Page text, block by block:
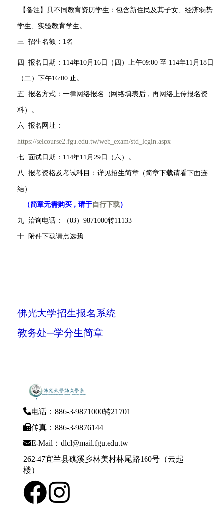
【备注】具不同教育资历学生：包含新住民及其子女、经济弱势
学生、实验教育学生。
三 招生名额：1名
四 报名日期：114年10月16日 （四）上午09:00 至 114年11月18日
（二）下午16:00 止。
五 报名方式：一律网络报名（网络填表后，再网络上传报名资
料）。
六 报名网址：
https://selcourse2.fgu.edu.tw/web_exam/std_login.aspx
七 面试日期：114年11月29日 （六）。
八 报考资格及考试科目：详见招生简章（简章下载请看下面连
结）
（简章无需购买，请于自行下载）
九 洽询电话：（03）9871000转11133
十 附件下载请点选我
佛光大学招生报名系统
教务处─学分生简章
电话：886-3-9871000转21701
传真：886-3-9876144
E-Mail：dlcl@mail.fgu.edu.tw
262-47宜兰县礁溪乡林美村林尾路160号（云起
楼）